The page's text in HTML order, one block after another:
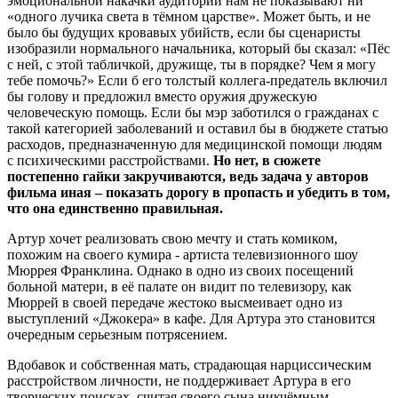
«одного лучика света в тёмном царстве». Может быть, и не
было бы будущих кровавых убийств, если бы сценаристы
изобразили нормального начальника, который бы сказал: «Пёс
с ней, с этой табличкой, дружище, ты в порядке? Чем я могу
тебе помочь?» Если б его толстый коллега-предатель включил
бы голову и предложил вместо оружия дружескую
человеческую помощь. Если бы мэр заботился о гражданах с
такой категорией заболеваний и оставил бы в бюджете статью
расходов, предназначенную для медицинской помощи людям
с психическими расстройствами. Но нет, в сюжете
постепенно гайки закручиваются, ведь задача у авторов
фильма иная – показать дорогу в пропасть и убедить в том,
что она единственно правильная.
Артур хочет реализовать свою мечту и стать комиком,
похожим на своего кумира - артиста телевизионного шоу
Мюррея Франклина. Однако в одно из своих посещений
больной матери, в её палате он видит по телевизору, как
Мюррей в своей передаче жестоко высмеивает одно из
выступлений «Джокера» в кафе. Для Артура это становится
очередным серьезным потрясением.
Вдобавок и собственная мать, страдающая нарциссическим
расстройством личности, не поддерживает Артура в его